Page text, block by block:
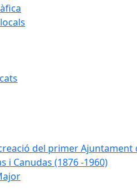
del primer Ajuntament
i Canudas (1876 -1960)